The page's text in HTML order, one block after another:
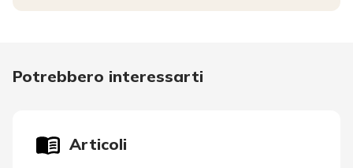
Potrebbero interessarti
Articoli